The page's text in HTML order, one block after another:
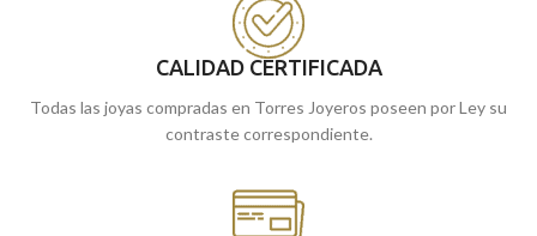
Puedes encontrarlo en nuestras
tiendas de Málaga, o si lo prefieres,
comprarla online y te la enviamos a
comprarla online y te la enviamos a
casa.
CALIDAD CERTIFICADA
Todas las joyas compradas en Torres Joyeros poseen por Ley su
contraste correspondiente.